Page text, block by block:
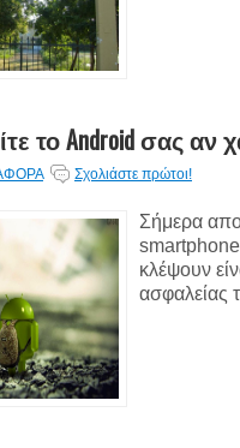
το Android σας αν
Σχολιάστε πρώτοι!
Σήμερα
κλέψουν
ασφαλείας